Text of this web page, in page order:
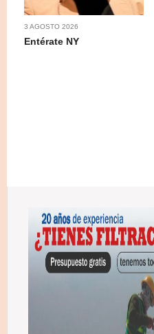
3 AGOSTO 2026
Entérate NY